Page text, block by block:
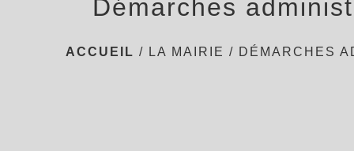
Démarches
ACCUEIL / LA MAIRIE / DÉMARCHES